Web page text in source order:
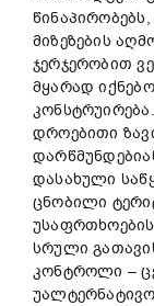
მიზეზების
ჯერჯერობით
მყარად
დროებითი
დასახული
ცნობილი
სრული
კონტროლი –